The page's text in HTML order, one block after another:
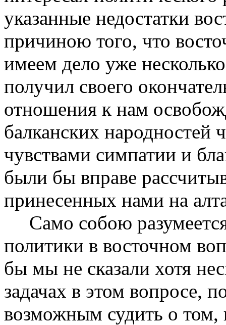
указанные недостатки
причиною того, что
имеем дело уже
получил своего
отношения к нам
балканских народностей
чувствами симпатии и
были бы вправе
принесенных нами на
Само собою
политики в восточном
бы мы не сказали хотя
задачах в этом вопросе,
возможным судить о том,